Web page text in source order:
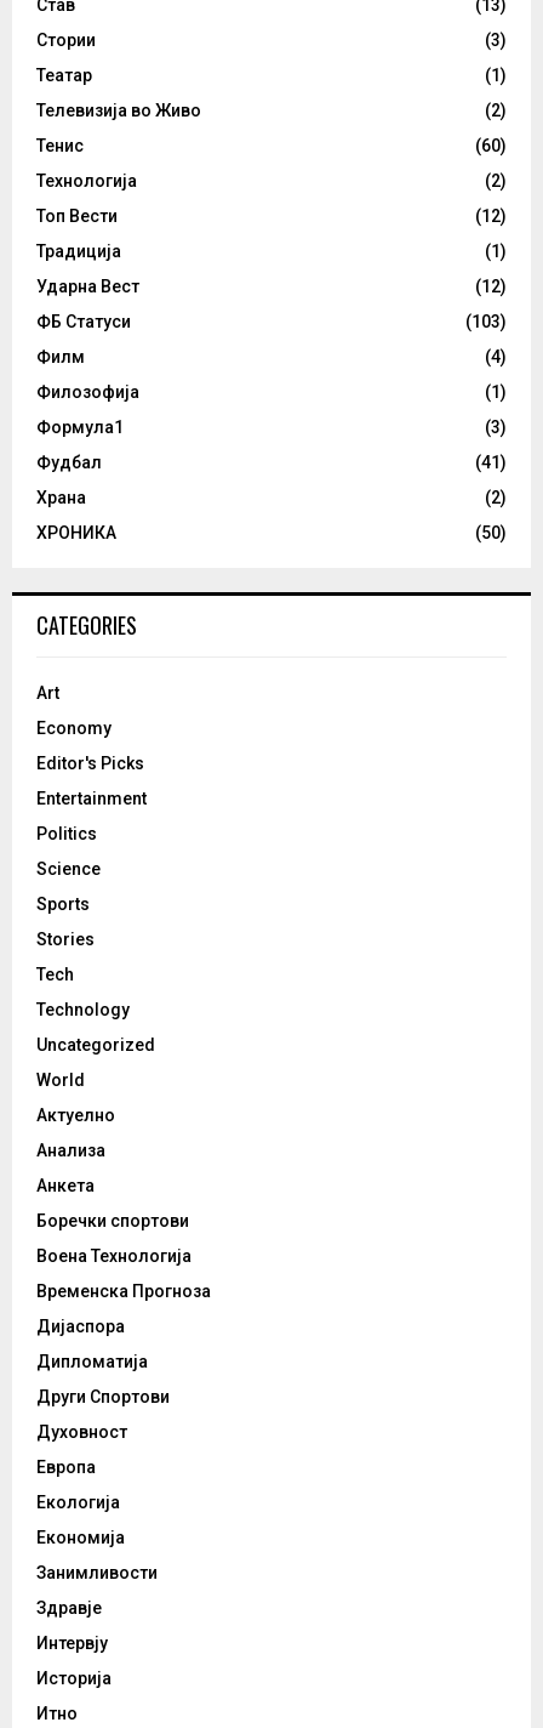
Став
(13)
Стории
(3)
Театар
(1)
Телевизија во Живо
(2)
Тенис
(60)
Технологија
(2)
Топ Вести
(12)
Традиција
(1)
Ударна Вест
(12)
ФБ Статуси
(103)
Филм
(4)
Филозофија
(1)
Формула1
(3)
Фудбал
(41)
Храна
(2)
ХРОНИКА
(50)
CATEGORIES
Art
Economy
Editor's Picks
Entertainment
Politics
Science
Sports
Stories
Tech
Technology
Uncategorized
World
Актуелно
Анализа
Анкета
Боречки спортови
Воена Технологија
Временска Прогноза
Дијаспора
Дипломатија
Други Спортови
Духовност
Европа
Екологија
Економија
Занимливости
Здравје
Интервју
Историја
Итно